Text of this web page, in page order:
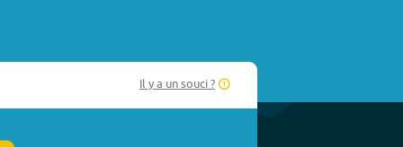
Il y a un souci ?